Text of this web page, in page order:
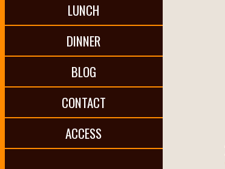
LUNCH
DINNER
BLOG
CONTACT
ACCESS